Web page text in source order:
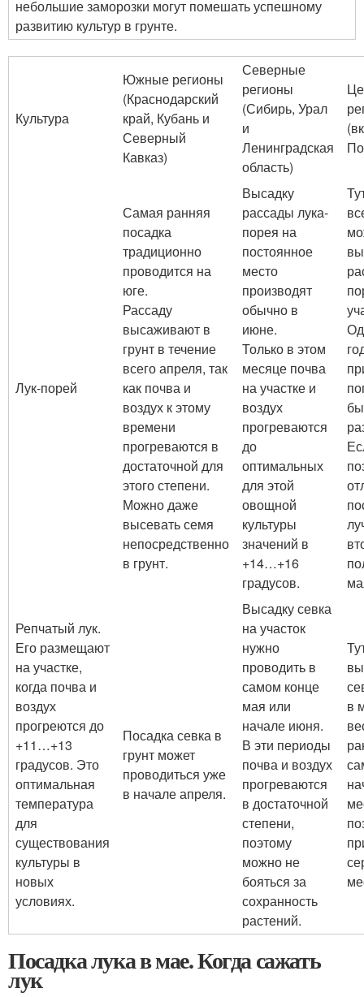
небольшие заморозки могут помешать успешному
развитию культур в грунте.
Культура
Южные регионы
(Краснодарский
край, Кубань и
Северный
Кавказ)
Северные
регионы
(Сибирь, Урал
и
Ленинградская
область)
Лук-порей
Самая ранняя
посадка
традиционно
проводится на
юге.
Рассаду
высаживают в
грунт в течение
всего апреля, так
как почва и
воздух к этому
времени
прогреваются в
достаточной для
этого степени.
Можно даже
высевать семя
непосредственно
в грунт.
Высадку
рассады лука-
порея на
постоянное
место
производят
обычно в
июне.
Только в этом
месяце почва
на участке и
воздух
прогреваются
до
оптимальных
для этой
овощной
культуры
значений в
+14…+16
градусов.
Репчатый лук.
Его размещают
на участке,
когда почва и
воздух
прогреются до
+11…+13
градусов. Это
оптимальная
температура
для
существования
культуры в
новых
условиях.
Посадка севка в
грунт может
проводиться уже
в начале апреля.
Высадку севка
на участок
нужно
проводить в
самом конце
мая или
начале июня.
В эти периоды
почва и воздух
прогреваются
в достаточной
степени,
поэтому
можно не
бояться за
сохранность
растений.
в
Посадка лука в мае. Когда сажать
лук